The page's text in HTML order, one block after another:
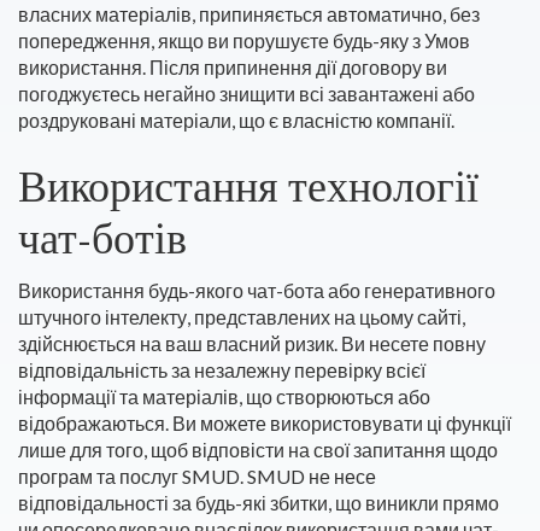
власних матеріалів, припиняється автоматично, без
попередження, якщо ви порушуєте будь-яку з Умов
використання. Після припинення дії договору ви
погоджуєтесь негайно знищити всі завантажені або
роздруковані матеріали, що є власністю компанії.
Використання технології
чат-ботів
Використання будь-якого чат-бота або генеративного
штучного інтелекту, представлених на цьому сайті,
здійснюється на ваш власний ризик. Ви несете повну
відповідальність за незалежну перевірку всієї
інформації та матеріалів, що створюються або
відображаються. Ви можете використовувати ці функції
лише для того, щоб відповісти на свої запитання щодо
програм та послуг SMUD. SMUD не несе
відповідальності за будь-які збитки, що виникли прямо